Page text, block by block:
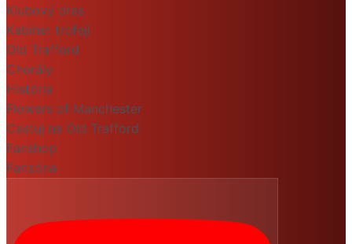
Klubový dres
Kabinet trofejí
Old Trafford
Chorály
História
Flowers of Manchester
Cestuj na Old Trafford
Fanshop
Fanzóna